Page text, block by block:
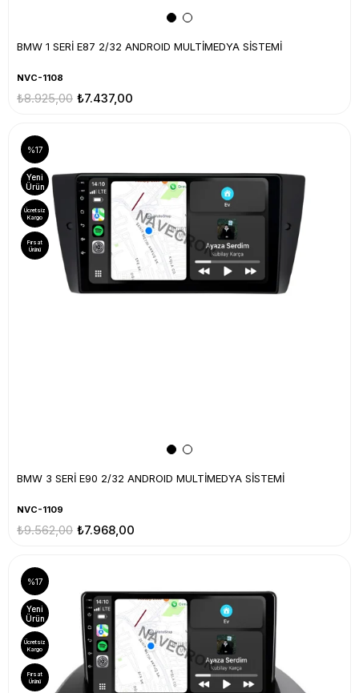
BMW 1 SERİ E87 2/32 ANDROID MULTİMEDYA SİSTEMİ
NVC-1108
₺7.437,00
₺8.925,00
BMW 3 SERİ E90 2/32 ANDROID MULTİMEDYA SİSTEMİ
NVC-1109
₺7.968,00
₺9.562,00
%17
Yeni
Ürün
Ücretsiz
Kargo
Fırsat
Ürünü
%17
Yeni
Ürün
Ücretsiz
Kargo
Fırsat
Ürünü